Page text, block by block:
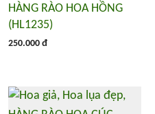
HÀNG RÀO HOA HỒNG
(HL1235)
250.000 đ